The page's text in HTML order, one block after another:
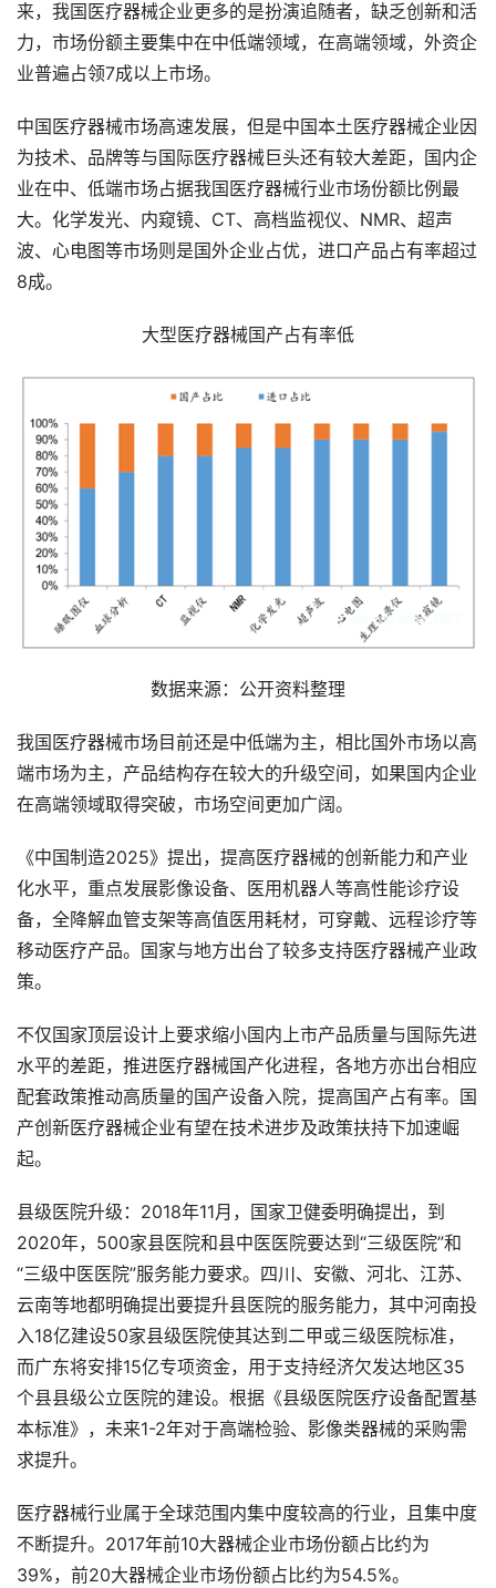
来，我国医疗器械企业更多的是扮演追随者，缺乏创新和活
力，市场份额主要集中在中低端领域，在高端领域，外资企
业普遍占领7成以上市场。
中国医疗器械市场高速发展，但是中国本土医疗器械企业因
为技术、品牌等与国际医疗器械巨头还有较大差距，国内企
业在中、低端市场占据我国医疗器械行业市场份额比例最
大。化学发光、内窥镜、CT、高档监视仪、NMR、超声
波、心电图等市场则是国外企业占优，进口产品占有率超过
8成。
大型医疗器械国产占有率低
数据来源：公开资料整理
我国医疗器械市场目前还是中低端为主，相比国外市场以高
端市场为主，产品结构存在较大的升级空间，如果国内企业
在高端领域取得突破，市场空间更加广阔。
《中国制造2025》提出，提高医疗器械的创新能力和产业
化水平，重点发展影像设备、医用机器人等高性能诊疗设
备，全降解血管支架等高值医用耗材，可穿戴、远程诊疗等
移动医疗产品。国家与地方出台了较多支持医疗器械产业政
策。
不仅国家顶层设计上要求缩小国内上市产品质量与国际先进
水平的差距，推进医疗器械国产化进程，各地方亦出台相应
配套政策推动高质量的国产设备入院，提高国产占有率。国
产创新医疗器械企业有望在技术进步及政策扶持下加速崛
起。
县级医院升级：2018年11月，国家卫健委明确提出，到
2020年，500家县医院和县中医医院要达到“三级医院”和
“三级中医医院”服务能力要求。四川、安徽、河北、江苏、
云南等地都明确提出要提升县医院的服务能力，其中河南投
入18亿建设50家县级医院使其达到二甲或三级医院标准，
而广东将安排15亿专项资金，用于支持经济欠发达地区35
个县县级公立医院的建设。根据《县级医院医疗设备配置基
本标准》，未来1-2年对于高端检验、影像类器械的采购需
求提升。
医疗器械行业属于全球范围内集中度较高的行业，且集中度
不断提升。2017年前10大器械企业市场份额占比约为
39%，前20大器械企业市场份额占比约为54.5%。